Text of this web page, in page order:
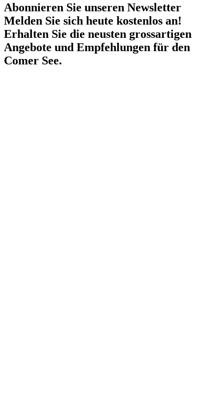
Abonnieren Sie unseren Newsletter
Melden Sie sich heute kostenlos an!
Erhalten Sie die neusten grossartigen
Angebote und Empfehlungen für den
Comer See.